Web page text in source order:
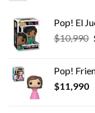
Pop! El
$10,990
Pop!
$11,990